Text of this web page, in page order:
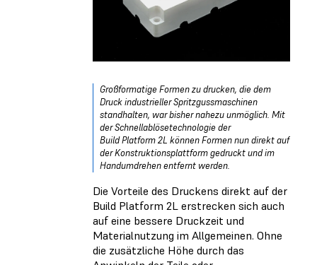
Großformatige Formen zu drucken, die dem
Druck industrieller Spritzgussmaschinen
standhalten, war bisher nahezu unmöglich. Mit
der Schnellablösetechnologie der
Build Platform 2L können Formen nun direkt auf
der Konstruktionsplattform gedruckt und im
Handumdrehen entfernt werden.
Die Vorteile des Druckens direkt auf der
Build Platform 2L erstrecken sich auch
auf eine bessere Druckzeit und
Materialnutzung im Allgemeinen. Ohne
die zusätzliche Höhe durch das